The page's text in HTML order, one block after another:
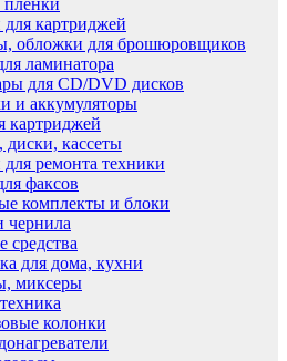
пленки
для картриджей
обложки для брошюровщиков
ламинатора
для CD/DVD дисков
и аккумуляторы
картриджей
диски, кассеты
для ремонта техники
факсов
комплекты и блоки
чернила
средства
для дома, кухни
миксеры
колонки